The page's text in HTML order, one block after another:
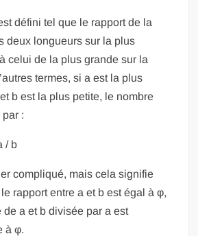
défini tel que le rapport de la
deux longueurs sur la plus
celui de la plus grande sur la
termes, si a est la plus
b est la plus petite, le nombre
par :
/ b
compliqué, mais cela signifie
rapport entre a et b est égal à φ,
de a et b divisée par a est
à φ.